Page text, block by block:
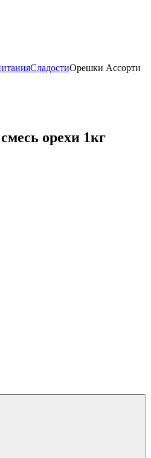
СладостиОрешки Ассорти
орехи 1кг